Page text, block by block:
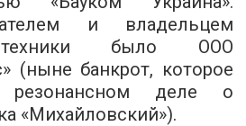
и владельцем
техники было ООО
(ныне банкрот, которое
резонансном деле о
«Михайловский»).